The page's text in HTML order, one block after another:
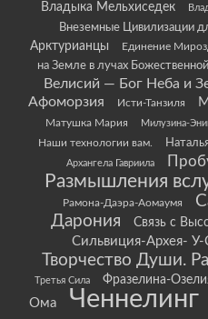
Владыка Мельхиседек
Внеземные Цивилизации
Арктурианцы
Единение
на Земле в лучах
Велисий — Бог Неба и
Афоморзия
Исти-Танзиля
Матушка Мария Милузина-
Наши технологии вам.
Архангела Гавриила
Размышления
Рамона-Даэра-Аомаумя
Дарония
Связь с
Сильвиция-Архея- У-
Творчество Души.
Третья Сила Фразелина-
Ома
Ченнелинг